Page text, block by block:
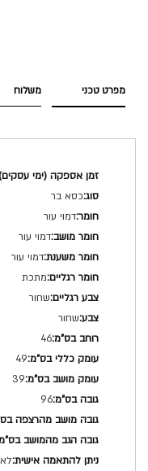
מפרט טכני
מפרט
טכני כסא בר
דמוי עור
דמוי עור
דמוי עור
מתכת
שחור
שחור
46
49
39
96
לא
משלוח